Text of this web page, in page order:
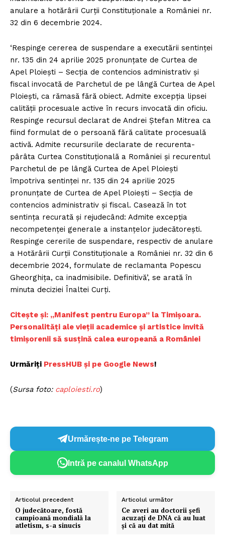
anulare a hotărârii Curții Constituționale a României nr.
32 din 6 decembrie 2024.
‘Respinge cererea de suspendare a executării sentinței
nr. 135 din 24 aprilie 2025 pronunțate de Curtea de
Apel Ploiești – Secția de contencios administrativ și
fiscal invocată de Parchetul de pe lângă Curtea de Apel
Ploiești, ca rămasă fără obiect. Admite excepția lipsei
calității procesuale active în recurs invocată din oficiu.
Respinge recursul declarat de Andrei Ștefan Mitrea ca
fiind formulat de o persoană fără calitate procesuală
activă. Admite recursurile declarate de recurenta-
pârâta Curtea Constituțională a României și recurentul
Parchetul de pe lângă Curtea de Apel Ploiești
împotriva sentinței nr. 135 din 24 aprilie 2025
pronunțate de Curtea de Apel Ploiești – Secția de
contencios administrativ și fiscal. Casează în tot
sentința recurată și rejudecând: Admite excepția
necompetenței generale a instanțelor judecătorești.
Respinge cererile de suspendare, respectiv de anulare
a Hotărârii Curții Constituționale a României nr. 32 din 6
decembrie 2024, formulate de reclamanta Popescu
Gheorghița, ca inadmisibile. Definitivă’, se arată în
minuta deciziei Înaltei Curți.
Citește și: „Manifest pentru Europa” la Timișoara.
Personalități ale vieții academice și artistice invită
timișorenii să susțină calea europeană a României
Urmăriți PressHUB și pe Google News!
(Sursa foto: caploiesti.ro)
Urmărește-ne pe Telegram
Intră pe canalul WhatsApp
Articolul precedent
O judecătoare, fostă
campioană mondială la
atletism, s-a sinucis
Articolul următor
Ce averi au doctorii șefi
acuzați de DNA că au luat
și că au dat mită